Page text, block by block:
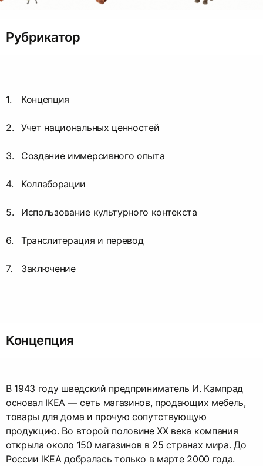
Рубрикатор
Концепция
Учет национальных ценностей
Создание иммерсивного опыта
Коллаборации
Использование культурного контекста
Транслитерация и перевод
Заключение
Концепция
В 1943 году шведский предприниматель И. Кампрад
основал IKEA — сеть магазинов, продающих мебель,
товары для дома и прочую сопутствующую
продукцию. Во второй половине XX века компания
открыла около 150 магазинов в 25 странах мира. До
России IKEA добралась только в марте 2000 года.